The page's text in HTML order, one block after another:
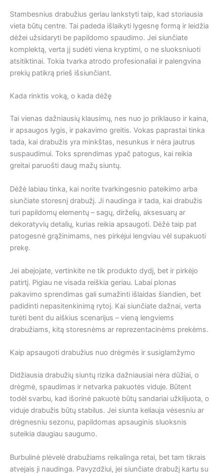
Stambesnius drabužius geriau lankstyti taip, kad storiausia
vieta būtų centre. Tai padeda išlaikyti lygesnę formą ir leidžia
dėžei užsidaryti be papildomo spaudimo. Jei siunčiate
komplektą, verta jį sudėti viena kryptimi, o ne sluoksniuoti
atsitiktinai. Tokia tvarka atrodo profesionaliai ir palengvina
prekių patikrą prieš išsiunčiant.
Kada rinktis voką, o kada dėžę
Tai vienas dažniausių klausimų, nes nuo jo priklauso ir kaina,
ir apsaugos lygis, ir pakavimo greitis. Vokas paprastai tinka
tada, kai drabužis yra minkštas, nesunkus ir nėra jautrus
suspaudimui. Toks sprendimas ypač patogus, kai reikia
greitai paruošti daug mažų siuntų.
Dėžė labiau tinka, kai norite tvarkingesnio pateikimo arba
siunčiate storesnį drabužį. Ji naudinga ir tada, kai drabužis
turi papildomų elementų – sagų, dirželių, aksesuarų ar
dekoratyvių detalių, kurias reikia apsaugoti. Dėžė taip pat
patogesnė grąžinimams, nes pirkėjui lengviau vėl supakuoti
prekę.
Jei abejojate, vertinkite ne tik produkto dydį, bet ir pirkėjo
patirtį. Pigiau ne visada reiškia geriau. Labai plonas
pakavimo sprendimas gali sumažinti išlaidas šiandien, bet
padidinti nepasitenkinimą rytoj. Kai siunčiate dažnai, verta
turėti bent du aiškius scenarijus – vieną lengviems
drabužiams, kitą storesnėms ar reprezentacinėms prekėms.
Kaip apsaugoti drabužius nuo drėgmės ir susiglamžymo
Didžiausia drabužių siuntų rizika dažniausiai nėra dūžiai, o
drėgmė, spaudimas ir netvarka pakuotės viduje. Būtent
todėl svarbu, kad išorinė pakuotė būtų sandariai užklijuota, o
viduje drabužis būtų stabilus. Jei siunta keliauja vėsesniu ar
drėgnesniu sezonu, papildomas apsauginis sluoksnis
suteikia daugiau saugumo.
Burbulinė plėvelė drabužiams reikalinga retai, bet tam tikrais
atvejais ji naudinga. Pavyzdžiui, jei siunčiate drabužį kartu su